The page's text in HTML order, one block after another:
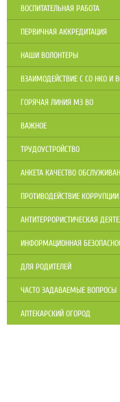
ВОСПИТАТЕЛЬНАЯ РАБОТА
ПЕРВИЧНАЯ АККРЕДИТАЦИЯ
НАШИ ВОЛОНТЕРЫ
ВЗАИМОДЕЙСТВИЕ С СО НКО И
ГОРЯЧАЯ ЛИНИЯ МЗ ВО
ВАЖНОЕ
ТРУДОУСТРОЙСТВО
АНКЕТА КАЧЕСТВО
ПРОТИВОДЕЙСТВИЕ КОРРУПЦИИ
АНТИТЕРРОРИСТИЧЕСКАЯ
ИНФОРМАЦИОННАЯ
ДЛЯ РОДИТЕЛЕЙ
ЧАСТО ЗАДАВАЕМЫЕ ВОПРОСЫ
АПТЕКАРСКИЙ ОГОРОД